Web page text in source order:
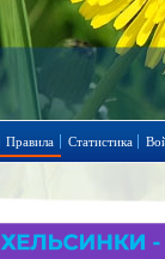
Правила Статистика